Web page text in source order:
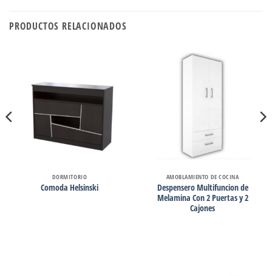
PRODUCTOS RELACIONADOS
DORMITORIO
Comoda Helsinski
AMOBLAMIENTO DE COCINA
Despensero Multifuncion de
Melamina Con 2 Puertas y 2
Cajones